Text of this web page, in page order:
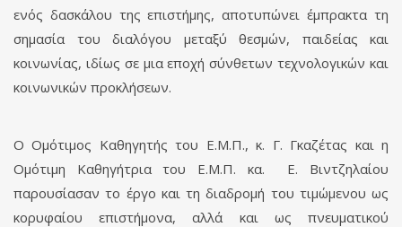
ενός δασκάλου της επιστήμης, αποτυπώνει έμπρακτα τη
σημασία του διαλόγου μεταξύ θεσμών, παιδείας και
κοινωνίας, ιδίως σε μια εποχή σύνθετων τεχνολογικών και
κοινωνικών προκλήσεων.
Ο Ομότιμος Καθηγητής του Ε.Μ.Π., κ. Γ. Γκαζέτας και η
Ομότιμη Καθηγήτρια του Ε.Μ.Π. κα. Ε. Βιντζηλαίου
παρουσίασαν το έργο και τη διαδρομή του τιμώμενου ως
κορυφαίου επιστήμονα, αλλά και ως πνευματικού